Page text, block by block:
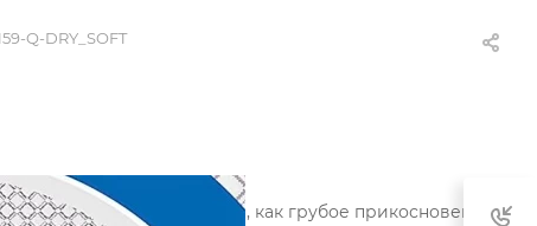
Q-DRY_SOFT
недостатки синтетики, как грубое прикосновение